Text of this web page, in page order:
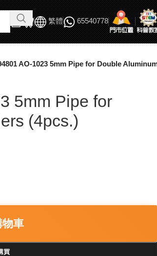
繁體 65540778
AO-1023 5mm Pipe for Double
5mm Pipe for
(4pcs.)
物車
買